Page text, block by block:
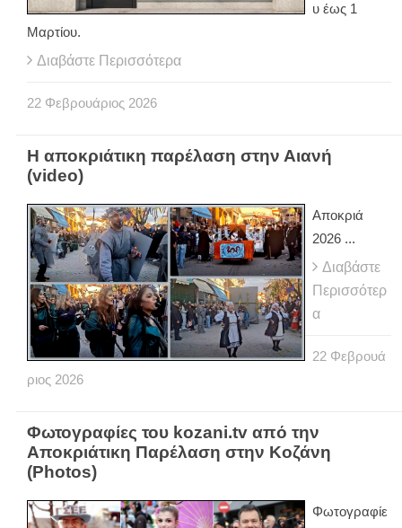
υ έως 1
Μαρτίου.
Διαβάστε Περισσότερα
22 Φεβρουάριος 2026
Η αποκριάτικη παρέλαση στην Αιανή
(video)
Αποκριά
2026 ...
Διαβάστε
Περισσότερ
α
22 Φεβρουά
ριος 2026
Φωτογραφίες του kozani.tv από την
Αποκριάτικη Παρέλαση στην Κοζάνη
(Photos)
Φωτογραφίε